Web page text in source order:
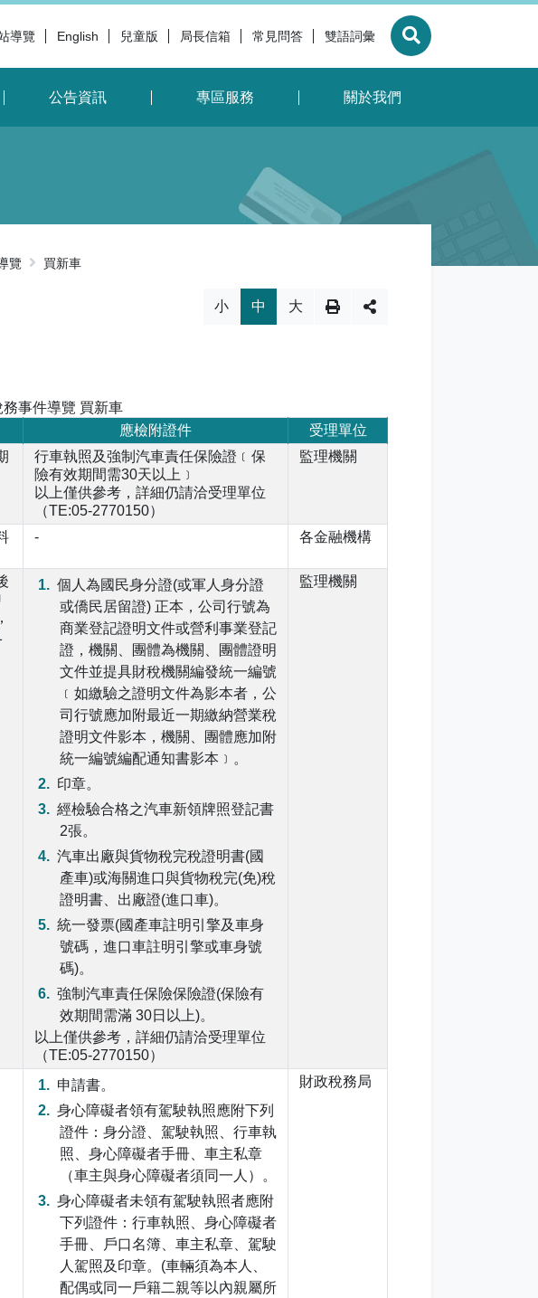
導覽 English 兒童版 局長信箱 常見問答 雙語詞彙
展開搜尋
公告資訊 專區服務 關於我們
覽 買新車
小 中 大
務事件導覽 買新車
應檢附證件
受理單位
行車執照及強制汽車責任保險證﹝保
險有效期間需30天以上﹞
以上僅供參考，詳細仍請洽受理單位
（TE:05-2770150）
監理機關
- 各金融機構
個人為國民身分證(或軍人身分證
或僑民居留證) 正本，公司行號為
商業登記證明文件或營利事業登記
證，機關、團體為機關、團體證明
文件並提具財稅機關編發統一編號
﹝如繳驗之證明文件為影本者，公
司行號應加附最近一期繳納營業稅
證明文件影本，機關、團體應加附
統一編號編配通知書影本﹞。
印章。
經檢驗合格之汽車新領牌照登記書
2張。
汽車出廠與貨物稅完稅證明書(國
產車)或海關進口與貨物稅完(免)稅
證明書、出廠證(進口車)。
統一發票(國產車註明引擎及車身
號碼，進口車註明引擎或車身號
碼)。
強制汽車責任保險保險證(保險有
效期間需滿 30日以上)。
以上僅供參考，詳細仍請洽受理單位
（TE:05-2770150）
監理機關
申請書。
身心障礙者領有駕駛執照應附下列
證件：身分證、駕駛執照、行車執
照、身心障礙者手冊、車主私章
（車主與身心障礙者須同一人）。
身心障礙者未領有駕駛執照者應附
下列證件：行車執照、身心障礙者
手冊、戶口名簿、車主私章、駕駛
人駕照及印章。(車輛須為本人、
配偶或同一戶籍二親等以內親屬所
財政稅務局